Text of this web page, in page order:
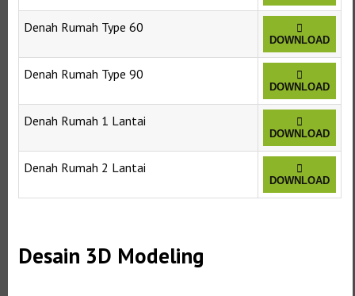
Denah Rumah Type 60
DOWNLOAD
Denah Rumah Type 90
DOWNLOAD
Denah Rumah 1 Lantai
DOWNLOAD
Denah Rumah 2 Lantai
DOWNLOAD
Desain 3D Modeling